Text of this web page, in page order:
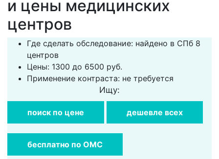
и цены медицинских
центров
Где сделать обследование: найдено в СПб 8
центров
Цены: 1300 до 6500 руб.
Применение контраста: не требуется
Ищу:
поиск по цене дешевле всех
бесплатно по ОМС